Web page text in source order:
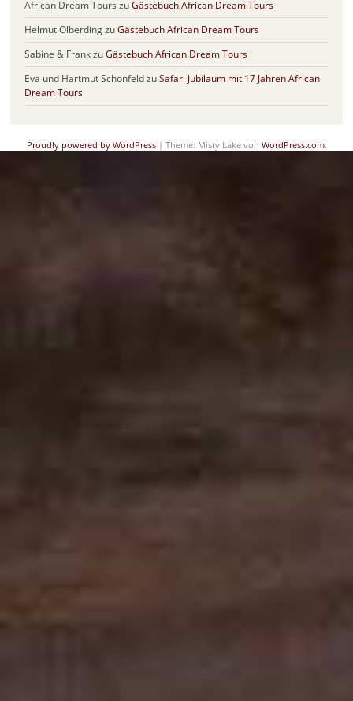
African Dream Tours zuGästebuch African Dream Tours
Helmut OlberdingzuGästebuch African Dream Tours
Sabine & FrankzuGästebuch African Dream Tours
Eva und Hartmut SchönfeldzuSafari Jubiläum mit 17 Jahren African
Dream Tours
Proudly powered by WordPress | Theme: Misty Lake von WordPress.com.